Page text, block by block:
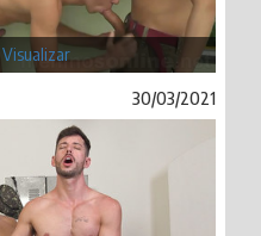
Visualizar
30/03/2021